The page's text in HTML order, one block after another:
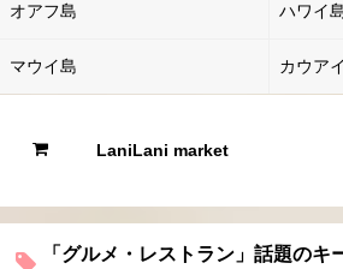
オアフ島 ハワイ
マウイ島 カウア
LaniLani market
「グルメ・レストラン」話題のキ